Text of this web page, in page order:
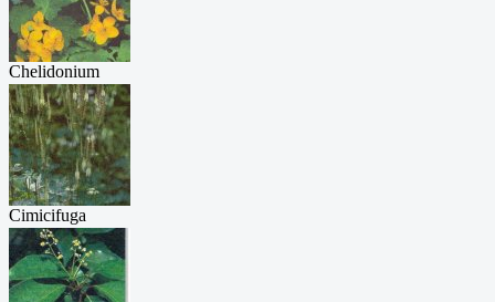
Chelidonium
maj...
Cimicifuga
race...